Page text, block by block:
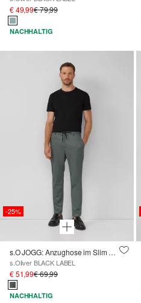
€ 49,99€ 79,99
NACHHALTIG
-25%
s.O JOGG: Anzughose im Slim Fit aus fein gemustertem Interlockjersey
s.Oliver BLACK LABEL
€ 51,99€ 69,99
NACHHALTIG